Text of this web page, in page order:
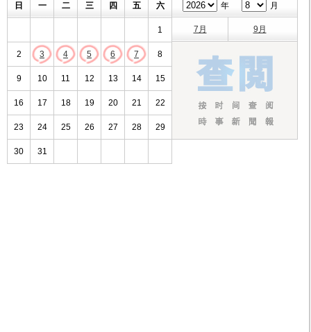
日 一 二 三 四 五 六
1
2 3 4 5 6 7 8
9 10 11 12 13 14 15
16 17 18 19 20 21 22
23 24 25 26 27 28 29
30 31
年 月
7月 9月